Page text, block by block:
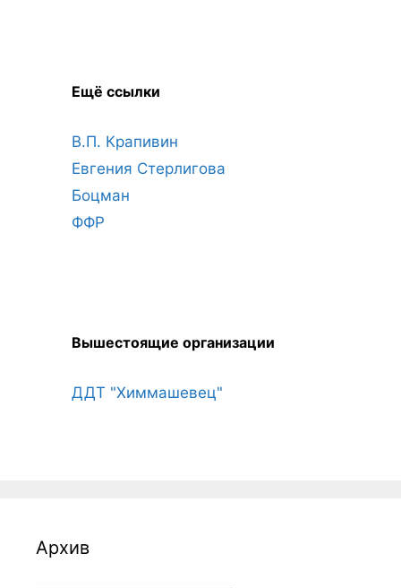
Ещё ссылки
В.П. Крапивин
Евгения Стерлигова
Боцман
ФФР
Вышестоящие организации
ДДТ "Химмашевец"
Архив